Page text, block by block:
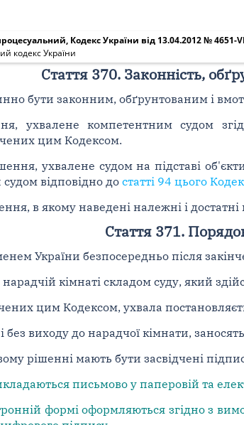
Кодекс України від 13.04.2012 № 4651-VI
кодекс України